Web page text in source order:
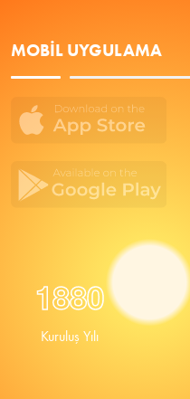
MOBIL UYGULAMA
1880
Kuruluş Yılı